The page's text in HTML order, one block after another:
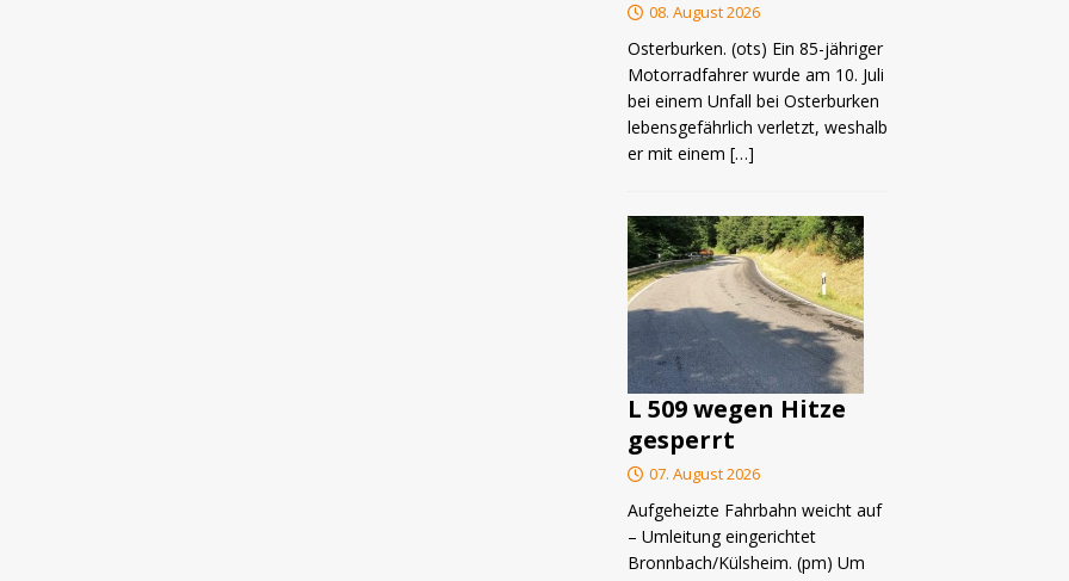
08. August 2026
Osterburken. (ots) Ein 85-jähriger
Motorradfahrer wurde am 10. Juli
bei einem Unfall bei Osterburken
lebensgefährlich verletzt, weshalb
er mit einem […]
L 509 wegen Hitze
gesperrt
07. August 2026
Aufgeheizte Fahrbahn weicht auf
– Umleitung eingerichtet
Bronnbach/Külsheim. (pm) Um